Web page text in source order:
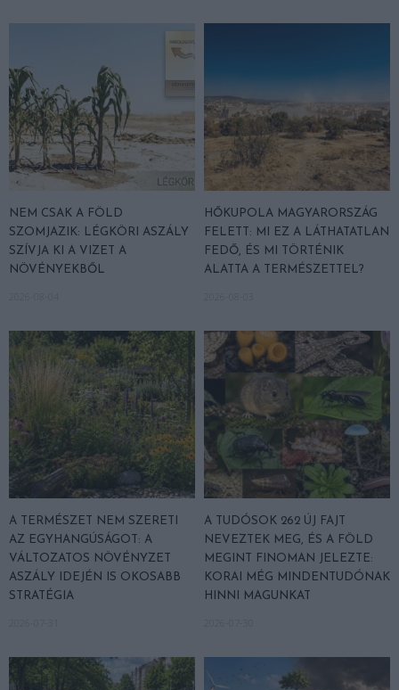
NEM CSAK A FÖLD
SZOMJAZIK: LÉGKÖRI ASZÁLY
SZÍVJA KI A VIZET A
NÖVÉNYEKBŐL
HŐKUPOLA MAGYARORSZÁG
FELETT: MI EZ A LÁTHATATLAN
FEDŐ, ÉS MI TÖRTÉNIK
ALATTA A TERMÉSZETTEL?
A TERMÉSZET NEM SZERETI
AZ EGYHANGÚSÁGOT: A
VÁLTOZATOS NÖVÉNYZET
ASZÁLY IDEJÉN IS OKOSABB
STRATÉGIA
A TUDÓSOK 262 ÚJ FAJT
NEVEZTEK MEG, ÉS A FÖLD
MEGINT FINOMAN JELEZTE:
KORAI MÉG MINDENTUDÓNAK
HINNI MAGUNKAT